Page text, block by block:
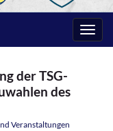
der TSG-
des
Veranstaltungen